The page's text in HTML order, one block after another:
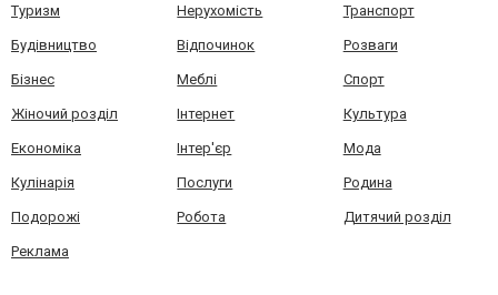
Туризм Нерухомість Транспорт
Будівництво Відпочинок Розваги
Бізнес Меблі Спорт
Жіночий розділ Інтернет Культура
Економіка Інтер'єр Мода
Кулінарія Послуги Родина
Подорожі Робота Дитячий розділ
Реклама